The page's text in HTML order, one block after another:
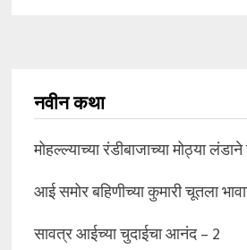
नवीन कथा
मोहल्ल्याच्या रंडीबाजाच्या मोठ्या
आई समोर बहिणीच्या कुमारी चूतला
सावत्र आईच्या चुदाईचा आनंद – 2